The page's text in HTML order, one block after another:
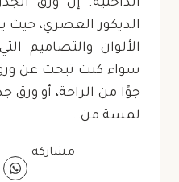
الداخلية. إن ورق
الديكور العصري،
الألوان والتصاميم
سواء كنت تبحث عن
جوًا من الراحة، أو
لمسة من…
مشاركة